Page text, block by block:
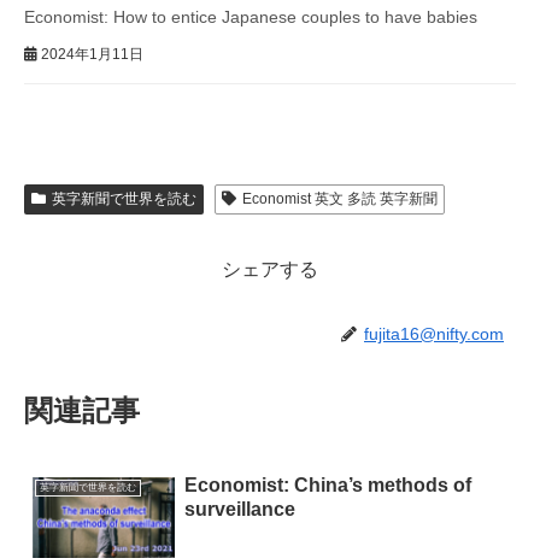
Economist: How to entice Japanese couples to have babies
2024年1月11日
英字新聞で世界を読む Economist 英文 多読 英字新聞
シェアする
fujita16@nifty.com
関連記事
英字新聞で世界を読む
Economist: China’s methods of
surveillance